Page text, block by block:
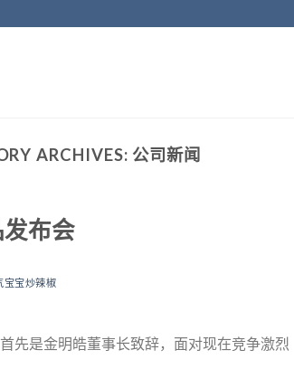
ARCHIVES: 公司新闻
布会
宝宝炒辣椒
先是金明皓董事长致辞，面对现在竞争激烈